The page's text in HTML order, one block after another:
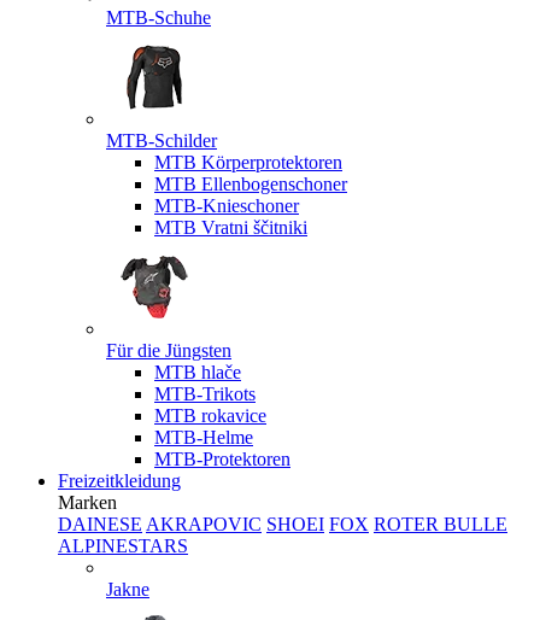
MTB-Schuhe
MTB-Schilder
MTB Körperprotektoren
MTB Ellenbogenschoner
MTB-Knieschoner
MTB Vratni ščitniki
Für die Jüngsten
MTB hlače
MTB-Trikots
MTB rokavice
MTB-Helme
MTB-Protektoren
Freizeitkleidung
Marken
DAINESE AKRAPOVIC SHOEI FOX ROTER BULLE
ALPINESTARS
Jakne